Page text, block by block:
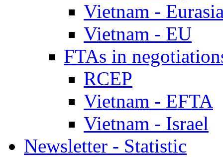
Vietnam -
Vietnam - EU
FTAs in
RCEP
Vietnam - EFTA
Vietnam - Israel
Newsletter - Statistic